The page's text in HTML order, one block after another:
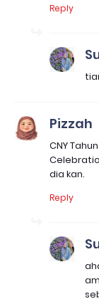
Reply
Pizzah
CNY
dia kan.
Reply